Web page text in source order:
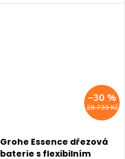
28 739 Kč
–30 %
Grohe Essence dřezová
baterie s flexibilním